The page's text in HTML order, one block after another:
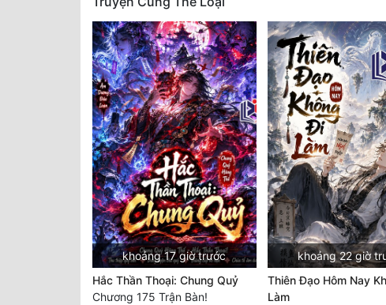
khoảng 17 giờ trước
Hắc Thần Thoại: Chung Quỷ
Chương 175 Trận Bàn!
khoảng 22 giờ
Thiên Đạo Hôm Nay
Làm